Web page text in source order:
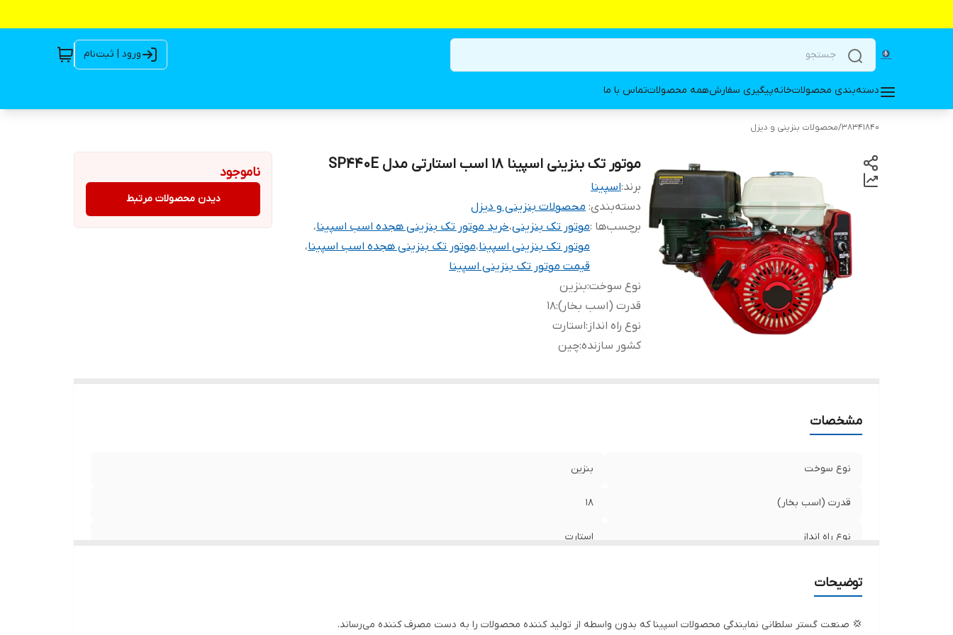
ورود | ثبت‌نام
دسته‌بندی محصولاتخانهپیگیری سفارشهمه محصولاتتماس با ما
38341840
/محصولات بنزینی و دیزل
موتور تک بنزینی اسپینا ۱۸ اسب استارتی مدل SP440E
برند:اسپینا
دسته‌بندی: محصولات بنزینی و دیزل
برچسب‌ها :موتور تک بنزینی،خرید موتور تک بنزینی هجده اسب اسپینا،
موتور تک بنزینی اسپینا،موتور تک بنزینی هجده اسب اسپینا،
قیمت موتور تک بنزینی اسپینا
نوع سوخت:بنزین
قدرت (اسب بخار):۱۸
نوع راه انداز :استارت
کشور سازنده:چین
ناموجود
دیدن محصولات مرتبط
مشخصات
نوع سوخت بنزین
قدرت (اسب بخار) ۱۸
نوع راه انداز استارت
توضیحات
💢 صنعت گستر سلطانی نمایندگی محصولات اسپینا که بدون واسطه از تولید کننده محصولات را به دست مصرف کننده می‌رساند.